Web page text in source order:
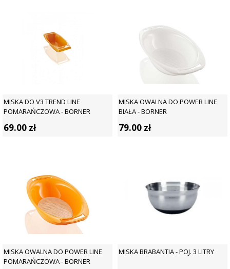
MISKA DO V3 TREND LINE
POMARAŃCZOWA - BORNER
69.00 zł
MISKA OWALNA DO POWER LINE
BIAŁA - BORNER
79.00 zł
MISKA OWALNA DO POWER LINE
POMARAŃCZOWA - BORNER
MISKA BRABANTIA - POJ. 3 LITRY